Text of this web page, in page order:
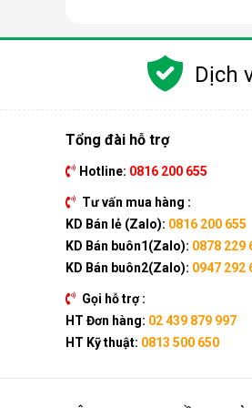
Ưu điểm vượtDịch
Tổng đài hỗ trợ
Hotline: 0816 200 655
Tư vấn mua hàng :
KD Bán lẻ (Zalo): 0816 200 655
KD Bán buôn1(Zalo): 0878 229
KD Bán buôn2(Zalo): 0947 292
Gọi hỗ trợ :
HT Đơn hàng: 02 439 879 997
HT Kỹ thuật: 0813 500 650